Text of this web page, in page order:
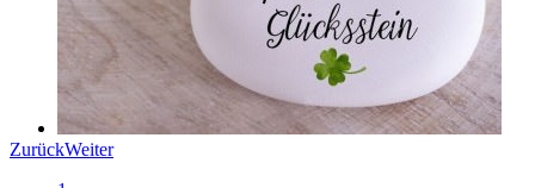
ZurückWeiter